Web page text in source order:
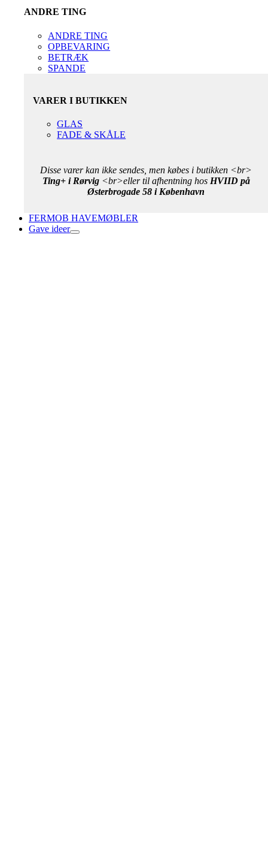
ANDRE TING
ANDRE TING
OPBEVARING
BETRÆK
SPANDE
VARER I BUTIKKEN
GLAS
FADE & SKÅLE
Disse varer kan ikke sendes, men købes i butikken <br>
Ting+ i Rørvig<br>eller til afhentning hos HVIID på
Østerbrogade 58 i København
FERMOB HAVEMØBLER
Gave ideer